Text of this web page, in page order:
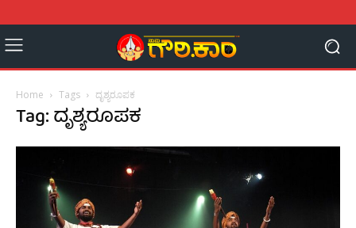
Home Tags ದೃಶ್ಯರೂಪಕ
Tag: ದೃಶ್ಯರೂಪಕ